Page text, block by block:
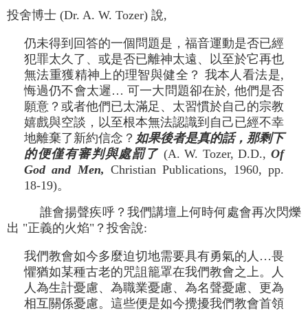
投舍博士 (Dr. A. W. Tozer) 說,
仍未得到回答的一個問題是，福音運動是否已經
犯罪太久了、或是否已離神太遠、以至於它再也
無法重獲精神上的理智與健全？ 我本人看法是,
悔過仍不會太遲… 可一大問題卻在於, 他們是否
願意？或者他們已太滿足、太習慣於自己的宗教
嬉戲與空談，以至根本無法認識到自己已經不幸
地離棄了新約信念？ 如果後者是真的話，那剩下
的便僅有審判與處罰了 (A. W. Tozer, D.D., Of
God and Men, Christian Publications, 1960, pp.
18-19)。
誰會揚聲疾呼？我們講壇上何時何處會再次閃爍
出 "正義的火焰"？投舍說:
我們教會如今多麼迫切地需要具有勇氣的人…畏
懼猶如某種古老的咒詛籠罩在我們教會之上。人
人為生計憂慮、為職業憂慮、為名聲憂慮、更為
相互關係憂慮。這些便是如今攪擾我們教會首領